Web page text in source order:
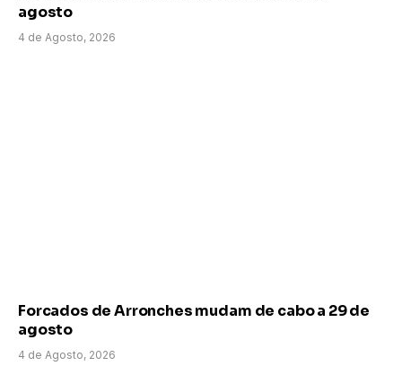
agosto
4 de Agosto, 2026
Forcados de Arronches mudam de cabo a 29 de
agosto
4 de Agosto, 2026